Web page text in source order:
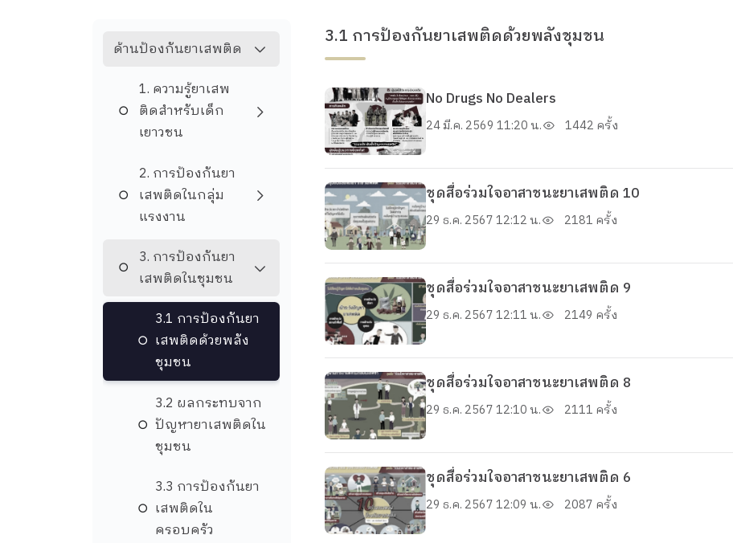
ด้านป้องกันยาเสพติด
1. ความรู้ยาเสพ
ติดสำหรับเด็ก
เยาวชน
2. การป้องกันยา
เสพติดในกลุ่ม
แรงงาน
3. การป้องกันยา
เสพติดในชุมชน
3.1 การป้องกันยา
เสพติดด้วยพลัง
ชุมชน
3.2 ผลกระทบจาก
ปัญหายาเสพติดใน
ชุมชน
3.3 การป้องกันยา
เสพติดใน
ครอบครัว
3.1 การป้องกันยาเสพติดด้วยพลังชุมชน
No Drugs No Dealers
24 มี.ค. 2569 11:20 น. 1442 ครั้ง
ชุดสื่อร่วมใจอาสาชนะยาเสพติด 10
29 ธ.ค. 2567 12:12 น. 2181 ครั้ง
ชุดสื่อร่วมใจอาสาชนะยาเสพติด 9
29 ธ.ค. 2567 12:11 น. 2149 ครั้ง
ชุดสื่อร่วมใจอาสาชนะยาเสพติด 8
29 ธ.ค. 2567 12:10 น. 2111 ครั้ง
ชุดสื่อร่วมใจอาสาชนะยาเสพติด 6
29 ธ.ค. 2567 12:09 น. 2087 ครั้ง